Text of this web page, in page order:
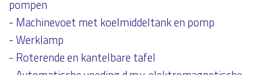
pompen
- Machinevoet met koelmiddeltank en pomp
- Werklamp
- Roterende en kantelbare tafel